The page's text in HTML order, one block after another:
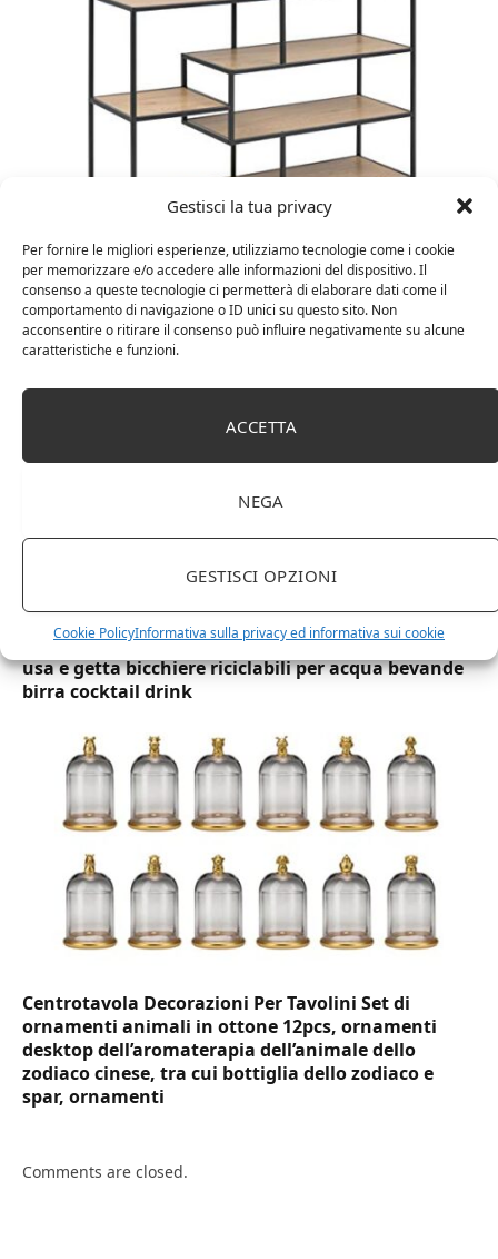
Gestisci la tua privacy
Per fornire le migliori esperienze, utilizziamo tecnologie come i cookie
per memorizzare e/o accedere alle informazioni del dispositivo. Il
consenso a queste tecnologie ci permetterà di elaborare dati come il
comportamento di navigazione o ID unici su questo sito. Non
acconsentire o ritirare il consenso può influire negativamente su alcune
caratteristiche e funzioni.
ACCETTA
NEGA
GESTISCI OPZIONI
Cookie PolicyInformativa sulla privacy ed informativa sui cookie
Amazon Basics Martin – Libreria, 35 x 114 x 78 cm
(Lu x La x A), effetto quercia(In precedenza
marchio Movian)
DOT Horeca Solutions 1000 Bicchieri PET
trasparenti monouso 350 ML tacca 0,3 alta qualità
usa e getta bicchiere riciclabili per acqua bevande
birra cocktail drink
Centrotavola Decorazioni Per Tavolini Set di
ornamenti animali in ottone 12pcs, ornamenti
desktop dell’aromaterapia dell’animale dello
zodiaco cinese, tra cui bottiglia dello zodiaco e
spar, ornamenti
Comments are closed.